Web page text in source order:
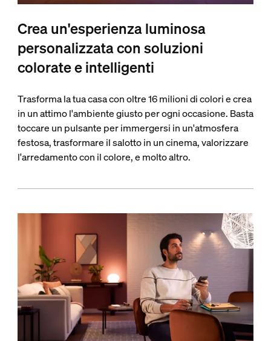
Crea un'esperienza luminosa
personalizzata con soluzioni
colorate e intelligenti
Trasforma la tua casa con oltre 16 milioni di colori e crea
in un attimo l'ambiente giusto per ogni occasione. Basta
toccare un pulsante per immergersi in un'atmosfera
festosa, trasformare il salotto in un cinema, valorizzare
l'arredamento con il colore, e molto altro.